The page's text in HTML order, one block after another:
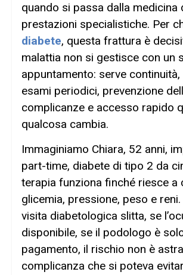
quando si passa dalla medicina
prestazioni specialistiche. Per
diabete, questa frattura è
malattia non si gestisce con un
appuntamento: serve
esami periodici, prevenzione
complicanze e accesso rapido
qualcosa cambia.
Immaginiamo Chiara, 52 anni,
part-time, diabete di tipo 2 da
terapia funziona finché riesce a
glicemia, pressione, peso e
visita diabetologica slitta, se
disponibile, se il podologo è
pagamento, il rischio non è
complicanza che si poteva